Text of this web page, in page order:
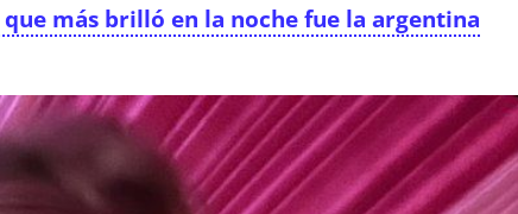
más brilló en la noche fue la argentina